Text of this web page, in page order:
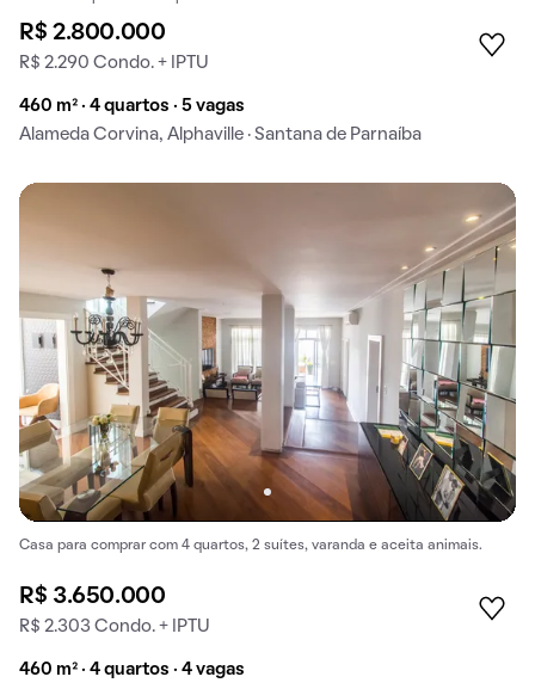
R$ 2.800.000
R$ 2.290 Condo. + IPTU
460 m² · 4 quartos · 5 vagas
Alameda Corvina, Alphaville · Santana de Parnaíba
Casa para comprar com 4 quartos, 2 suítes, varanda e aceita animais.
R$ 3.650.000
R$ 2.303 Condo. + IPTU
460 m² · 4 quartos · 4 vagas